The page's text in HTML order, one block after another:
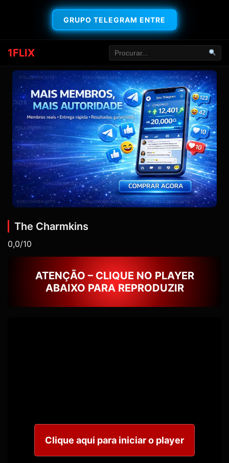
GRUPO TELEGRAM ENTRE
1FLIX
The Charmkins
0,0/10
ATENÇÃO – CLIQUE NO PLAYER
ABAIXO PARA REPRODUZIR
Clique aqui para iniciar o player